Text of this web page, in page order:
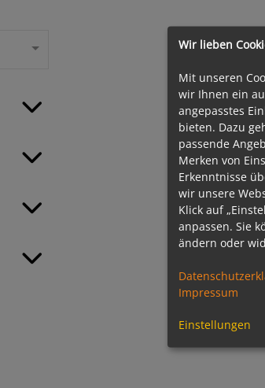
Wir lieben
Mit unseren
wir Ihnen ein
angepasstes
bieten. Dazu
passende
Merken von
Erkenntnisse
wir unsere
Klick auf
anpassen. Sie
ändern oder
Impressum
Einstellungen